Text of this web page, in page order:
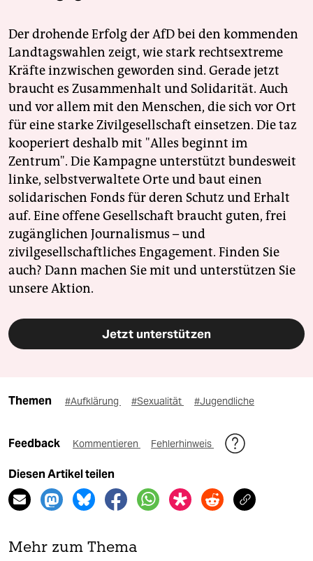
Der drohende Erfolg der AfD bei den kommenden
Landtagswahlen zeigt, wie stark rechtsextreme
Kräfte inzwischen geworden sind. Gerade jetzt
braucht es Zusammenhalt und Solidarität. Auch
und vor allem mit den Menschen, die sich vor Ort
für eine starke Zivilgesellschaft einsetzen. Die taz
kooperiert deshalb mit "Alles beginnt im
Zentrum". Die Kampagne unterstützt bundesweit
linke, selbstverwaltete Orte und baut einen
solidarischen Fonds für deren Schutz und Erhalt
auf. Eine offene Gesellschaft braucht guten, frei
zugänglichen Journalismus – und
zivilgesellschaftliches Engagement. Finden Sie
auch? Dann machen Sie mit und unterstützen Sie
unsere Aktion.
Jetzt unterstützen
Themen #Aufklärung #Sexualität #Jugendliche
Feedback Kommentieren Fehlerhinweis
Diesen Artikel teilen
Mehr zum Thema